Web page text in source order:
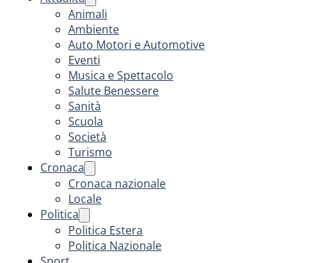
Animali
Ambiente
Auto Motori e Automotive
Eventi
Musica e Spettacolo
Salute Benessere
Sanità
Scuola
Società
Turismo
Cronaca
Cronaca nazionale
Locale
Politica
Politica Estera
Politica Nazionale